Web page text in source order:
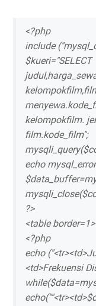
<?php
include
$kueri="SELECT
kelompokfilm.
film.kode_film";
echo
?>
<table border=1>
<?php
echo
<td>Frekuensi